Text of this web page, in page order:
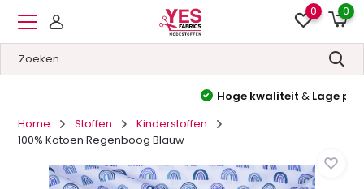
0 0
&Lage prijzen
Home
Stoffen
Kinderstoffen
100% Katoen Regenboog Blauw